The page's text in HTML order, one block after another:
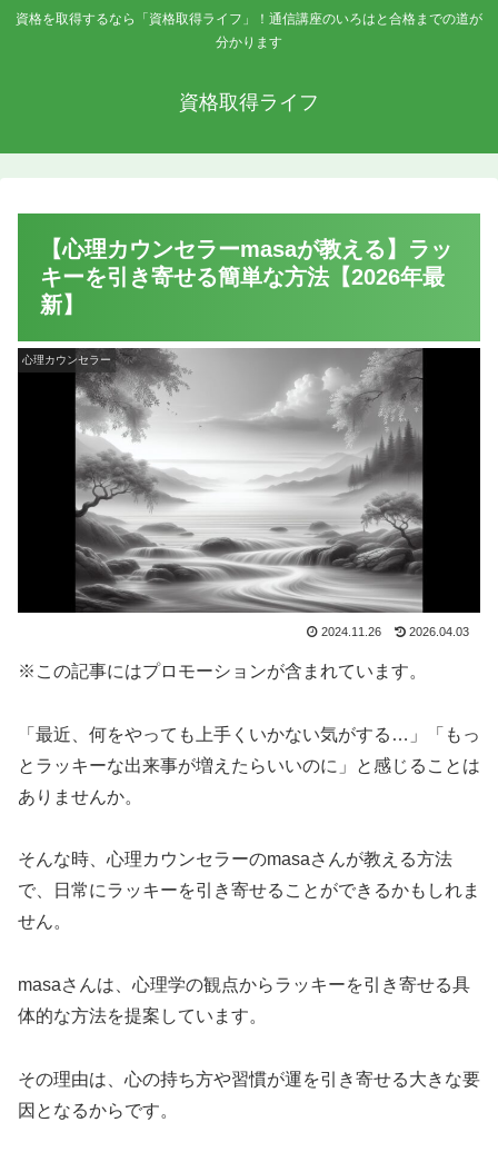
資格を取得するなら「資格取得ライフ」！通信講座のいろはと合格までの道が
分かります
資格取得ライフ
【心理カウンセラーmasaが教える】ラッ
キーを引き寄せる簡単な方法【2026年最
新】
心理カウンセラー
2024.11.26 2026.04.03
※この記事にはプロモーションが含まれています。
「最近、何をやっても上手くいかない気がする…」「もっ
とラッキーな出来事が増えたらいいのに」と感じることは
ありませんか。
そんな時、心理カウンセラーのmasaさんが教える方法
で、日常にラッキーを引き寄せることができるかもしれま
せん。
masaさんは、心理学の観点からラッキーを引き寄せる具
体的な方法を提案しています。
その理由は、心の持ち方や習慣が運を引き寄せる大きな要
因となるからです。